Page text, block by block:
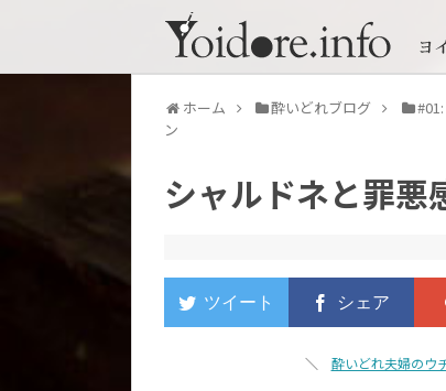
ホーム 酔いどれブログ
ン
シャルドネと罪悪
＼ 酔いどれ夫婦のウ